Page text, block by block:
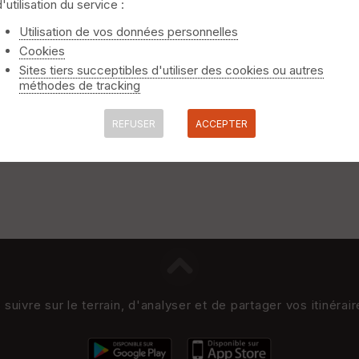
sur le terrain, d'analyser et de partager vos
du service :
Utilisation de vos données personnelles
Cookies
Sites tiers succeptibles d'utiliser des cookies ou autres
méthodes de tracking
REFUSER ACCEPTER